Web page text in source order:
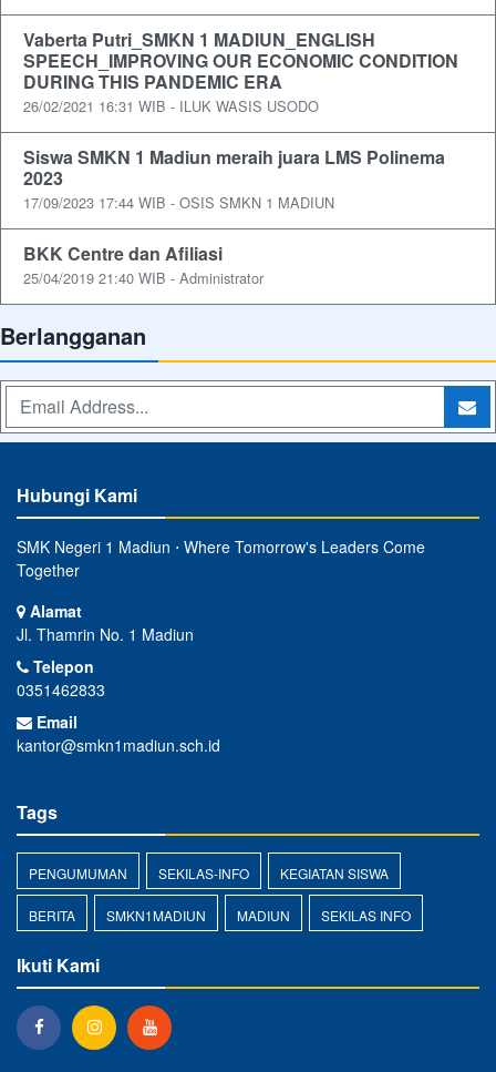
Vaberta Putri_SMKN 1 MADIUN_ENGLISH
SPEECH_IMPROVING OUR ECONOMIC CONDITION
DURING THIS PANDEMIC ERA
26/02/2021 16:31 WIB - ILUK WASIS USODO
Siswa SMKN 1 Madiun meraih juara LMS Polinema
2023
17/09/2023 17:44 WIB - OSIS SMKN 1 MADIUN
BKK Centre dan Afiliasi
25/04/2019 21:40 WIB - Administrator
Berlangganan
Hubungi Kami
SMK Negeri 1 Madiun ⋅ Where Tomorrow's Leaders Come
Together
Alamat
Jl. Thamrin No. 1 Madiun
Telepon
0351462833
Email
kantor@smkn1madiun.sch.id
Tags
PENGUMUMAN SEKILAS-INFO KEGIATAN SISWA
BERITA SMKN1MADIUN MADIUN SEKILAS INFO
Ikuti Kami